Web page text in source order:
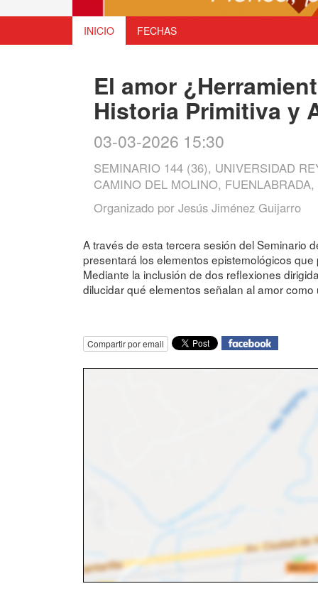
INICIO FECHAS
El amor
Historia Primitiva y
03-03-2026 15:30
SEMINARIO 144 (36), UNIVERSIDAD
CAMINO DEL MOLINO, FUENLABRADA,
Organizado por Jesús Jiménez Guijarro
A través de esta tercera sesión del Seminario
presentará los elementos epistemológicos
Mediante la inclusión de dos reflexiones
dilucidar qué elementos señalan al amor
Compartir por email